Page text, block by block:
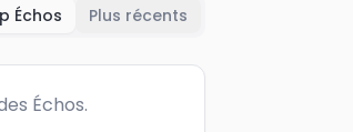
Échos Plus récents
Échos.